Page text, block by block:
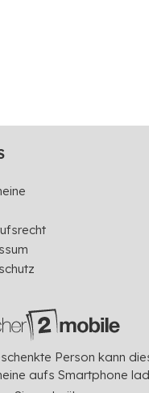
Person kann
aufs Smartphone